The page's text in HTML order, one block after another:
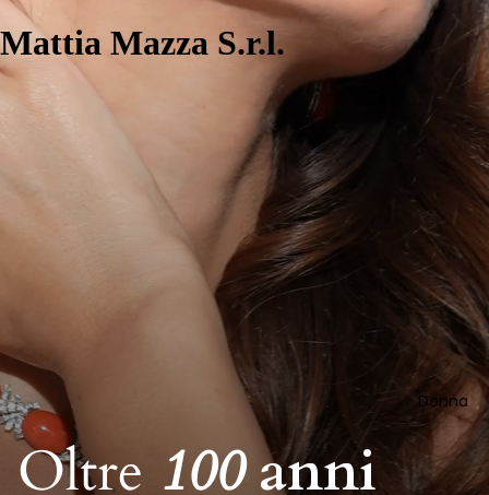
Mattia Mazza S.r.l.
Donna
Oltre 100anni